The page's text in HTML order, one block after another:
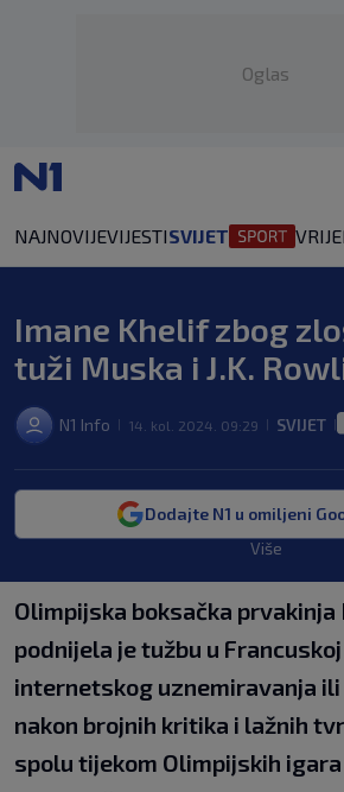
Oglas
NAJNOVIJEVIJESTISVIJET
Imane Khelif zbog
tuži Muska i J.K.
N1 Info 14. kol. 2024. 09:29 SVIJET
Dodajte N1 u omiljeni
Više
Olimpijska boksačka prvakinja
podnijela je tužbu u
internetskog uznemiravanja
nakon brojnih kritika i lažnih
spolu tijekom Olimpijskih igara